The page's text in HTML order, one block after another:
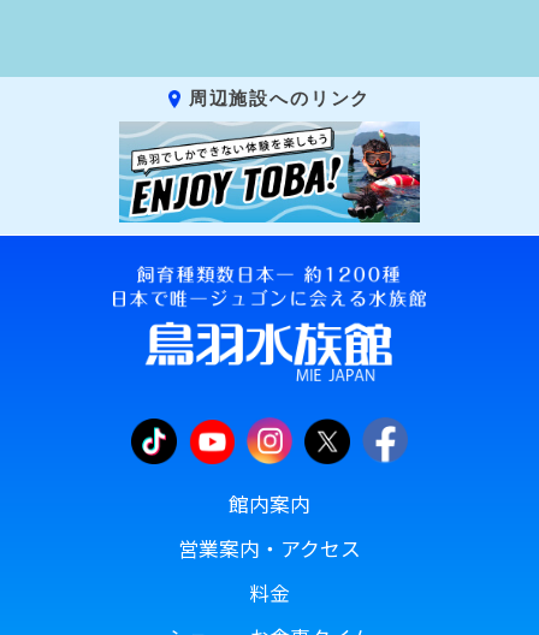
周辺施設へのリンク
館内案内
営業案内・アクセス
料金